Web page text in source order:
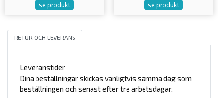
se produkt se produkt
RETUR OCH LEVERANS
Leveranstider
Dina beställningar skickas vanligtvis samma dag som
beställningen och senast efter tre arbetsdagar.